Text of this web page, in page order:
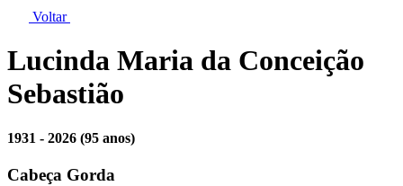
Voltar
Lucinda Maria da Conceição
Sebastião
1931 - 2026 (95 anos)
Cabeça Gorda